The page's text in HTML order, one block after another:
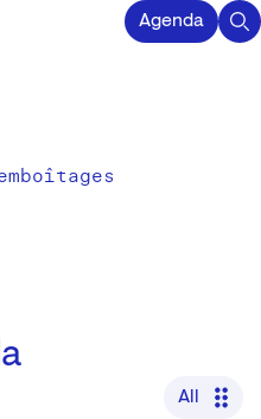
Agenda
All